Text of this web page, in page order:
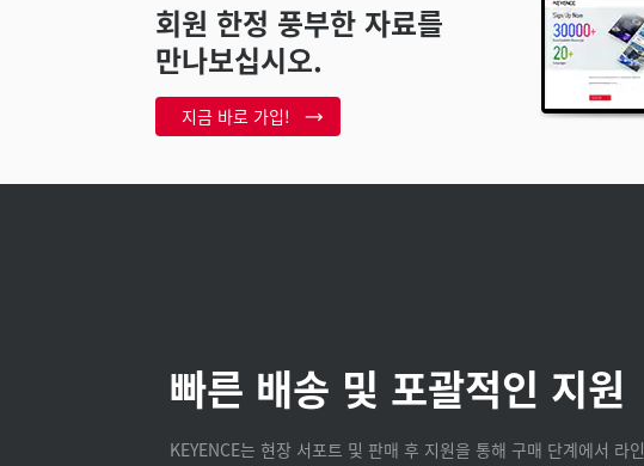
회원 한정 풍부한 자료를
만나보십시오.
지금 바로 가입!
빠른 배송 및 포괄적인 지원
KEYENCE는 현장 서포트 및 판매 후 지원을 통해 구매 단계에서 라인